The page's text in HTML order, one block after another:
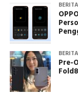
BERITA
BERITA
Pre-